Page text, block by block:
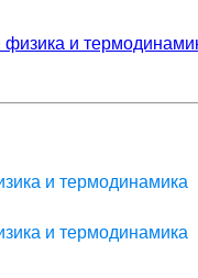
физика и
и термодинамика
и термодинамика